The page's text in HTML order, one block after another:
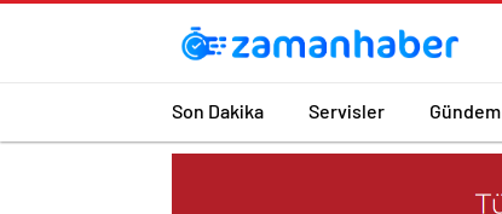
Son Dakika Servisler Gündem